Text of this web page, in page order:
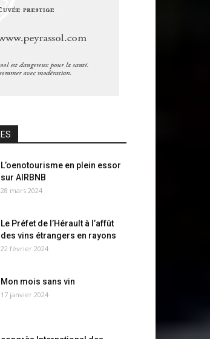
L’oenotourisme en plein essor
sur AIRBNB
28 mars 2024
Le Préfet de l’Hérault à l’affût
des vins étrangers en rayons
22 février 2024
Mon mois sans vin
17 janvier 2024